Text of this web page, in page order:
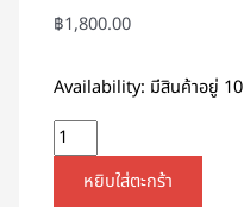
฿1,800.00
Availability: มีสินค้าอยู่ 10
หยิบใส่ตะกร้า